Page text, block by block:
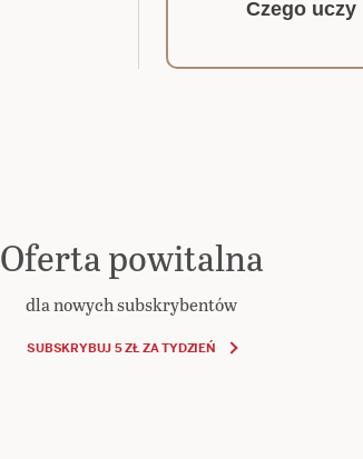
Czego uczy
Oferta powitalna
dla nowych subskrybentów
SUBSKRYBUJ 5 ZŁ ZA TYDZIEŃ